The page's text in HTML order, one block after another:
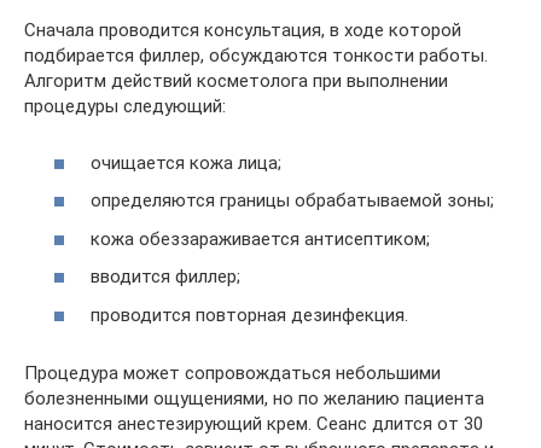
Сначала проводится консультация, в ходе которой
подбирается филлер, обсуждаются тонкости работы.
Алгоритм действий косметолога при выполнении
процедуры следующий:
очищается кожа лица;
определяются границы обрабатываемой зоны;
кожа обеззараживается антисептиком;
вводится филлер;
проводится повторная дезинфекция.
Процедура может сопровождаться небольшими
болезненными ощущениями, но по желанию пациента
наносится анестезирующий крем. Сеанс длится от 30